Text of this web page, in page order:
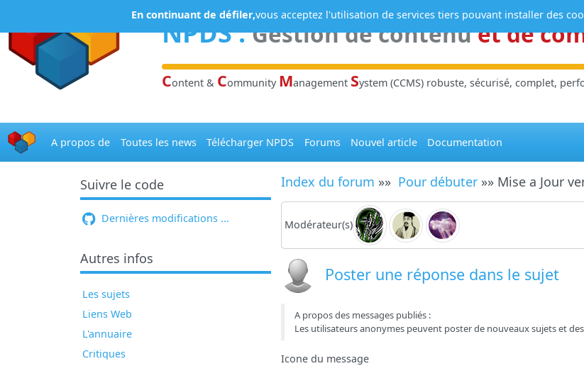
NPDS:Gestion de contenuet de
Content & Community Management System (CCMS) robuste, sécurisé, complet,
A propos de Toutes les news Télécharger NPDS Forums Nouvel article Documentation
Suivre le code
Dernières modifications ...
Autres infos
Les sujets
Liens Web
L'annuaire
Critiques
Index du forum »» Pour débuter»» Mise a Jour
Modérateur(s)
Poster une réponse dans le sujet
A propos des messages publiés :
Les utilisateurs anonymes peuvent poster de nouveaux sujets et
Icone du message
En continuant de défiler,vous acceptez l'utilisation de services tiers pouvant installer des